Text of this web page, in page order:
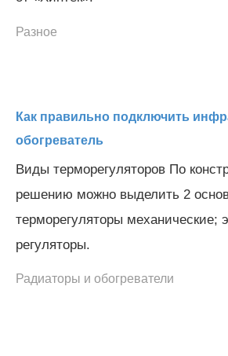
Разное
Как правильно подключить
обогреватель
Виды терморегуляторов По
решению можно выделить 2
терморегуляторы механические;
регуляторы.
Радиаторы и обогреватели